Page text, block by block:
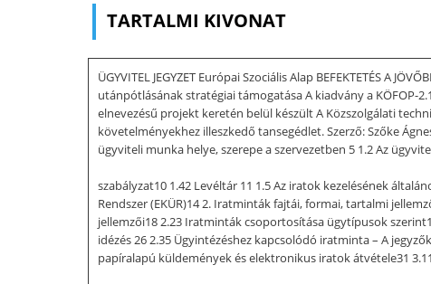
TARTALMI KIVONAT
ÜGYVITEL JEGYZET Európai Szociális Alap BEFEKTETÉS A
utánpótlásának stratégiai támogatása A kiadvány a KÖFOP-
elnevezésű projekt keretén belül készült A Közszolgálati
követelményekhez illeszkedő tansegédlet. Szerző: Szőke
ügyviteli munka helye, szerepe a szervezetben 5 1.2 Az
szabályzat10 1.42 Levéltár 11 1.5 Az iratok kezelésének
Rendszer (EKÜR)14 2. Iratminták fajtái, formai, tartalmi
jellemzői18 2.23 Iratminták csoportosítása ügytípusok
idézés 26 2.35 Ügyintézéshez kapcsolódó iratminta – A
papíralapú küldemények és elektronikus iratok átvétele31